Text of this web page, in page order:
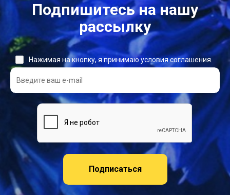
Подпишитесь на нашу
рассылку
Подписаться
Нажимая на кнопку, я принимаю условия соглашения.